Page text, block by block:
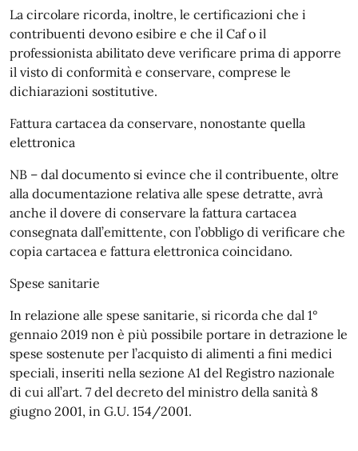
La circolare ricorda, inoltre, le certificazioni che i
contribuenti devono esibire e che il Caf o il
professionista abilitato deve verificare prima di apporre
il visto di conformità e conservare, comprese le
dichiarazioni sostitutive.
Fattura cartacea da conservare, nonostante quella
elettronica
NB – dal documento si evince che il contribuente, oltre
alla documentazione relativa alle spese detratte, avrà
anche il dovere di conservare la fattura cartacea
consegnata dall’emittente, con l’obbligo di verificare che
copia cartacea e fattura elettronica coincidano.
Spese sanitarie
In relazione alle spese sanitarie, si ricorda che dal 1°
gennaio 2019 non è più possibile portare in detrazione le
spese sostenute per l’acquisto di alimenti a fini medici
speciali, inseriti nella sezione A1 del Registro nazionale
di cui all’art. 7 del decreto del ministro della sanità 8
giugno 2001, in G.U. 154/2001.